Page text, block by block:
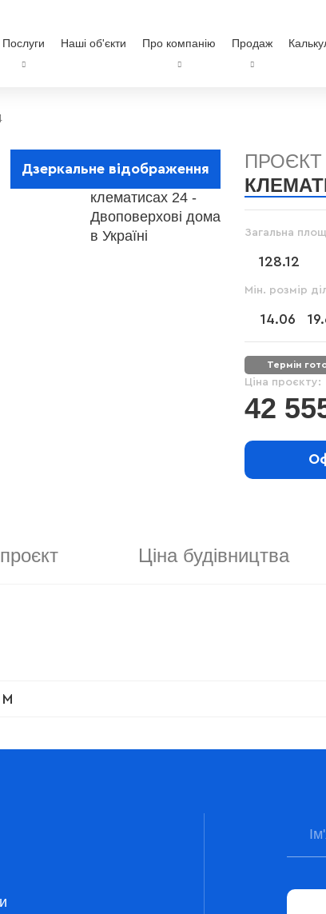
Послуги Наші об'єкти Про компанію Продаж
Дзеркальне відображення
Загальна
128.12
Мін. розмір
14.06
термін
Ціна проєкту:
42
Ціна будівництва
М